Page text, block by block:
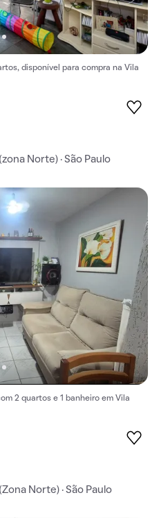
disponível para compra na Vila
Norte) · São Paulo
2 quartos e 1 banheiro em Vila
Norte) · São Paulo